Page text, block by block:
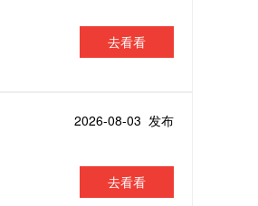
去看看
2026-08-03 发布
去看看